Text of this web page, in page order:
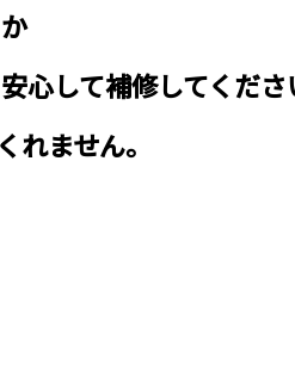
心して補修してくだ
れません。